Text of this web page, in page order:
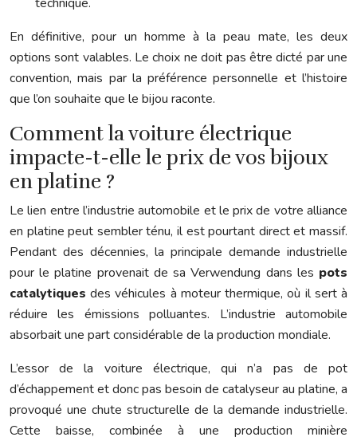
En définitive, pour un homme à la peau mate, les deux
options sont valables. Le choix ne doit pas être dicté par une
convention, mais par la préférence personnelle et l’histoire
que l’on souhaite que le bijou raconte.
Comment la voiture électrique
impacte-t-elle le prix de vos bijoux
en platine ?
Le lien entre l’industrie automobile et le prix de votre alliance
en platine peut sembler ténu, il est pourtant direct et massif.
Pendant des décennies, la principale demande industrielle
pour le platine provenait de sa Verwendung dans les pots
catalytiques des véhicules à moteur thermique, où il sert à
réduire les émissions polluantes. L’industrie automobile
absorbait une part considérable de la production mondiale.
L’essor de la voiture électrique, qui n’a pas de pot
d’échappement et donc pas besoin de catalyseur au platine, a
provoqué une chute structurelle de la demande industrielle.
Cette baisse, combinée à une production minière